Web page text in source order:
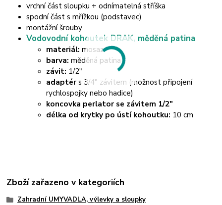
vrchní část sloupku + odnímatelná stříška
spodní část s mřížkou (podstavec)
montážní šrouby
Vodovodní kohoutek DRAK, měděná patina
materiál: mosaz
barva: měděná patina
závit: 1/2"
adaptérs 3/4" závitem (možnost připojení
rychlospojky nebo hadice)
koncovka perlator se závitem 1/2"
délka od krytky po ústí kohoutku: 10 cm
Zboží zařazeno v kategoriích
Zahradní UMYVADLA, výlevky a sloupky